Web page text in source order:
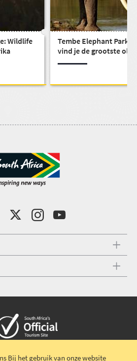
Tembe Elephant Park:
vind je de grootste
Bij het gebruik van onze website